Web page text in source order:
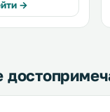
вид на
Пасео-де-
→